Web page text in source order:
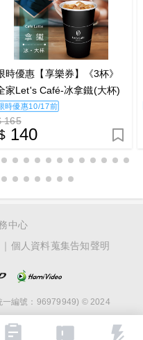
時優惠【享樂券】《3杯》
家Let's Café-冰拿鐵(大杯)
時優惠10/17前
165
140
中心
個人資料蒐集告知聲明
一編號：96979949) © 2024